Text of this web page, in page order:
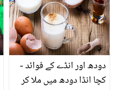
فاؤنڈیشن ٹپ اور اپنا
فاؤنڈیشن گھر میں موجود
اس چیز سے خود بنائیں اور
اپنی سکن کو نیچرل لُک
دیں
دودھ اور انڈے کے فوائد -
کچا انڈا دودھ میں ملا کر